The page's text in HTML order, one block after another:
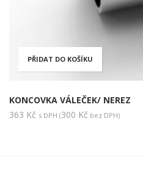
PŘIDAT DO KOŠÍKU
KONCOVKA VÁLEČEK/ NEREZ
363 Kč s DPH (300 Kč bez DPH)